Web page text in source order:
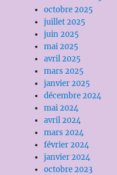
octobre 2025
juillet 2025
juin 2025
mai 2025
avril 2025
mars 2025
janvier 2025
décembre 2024
mai 2024
avril 2024
mars 2024
février 2024
janvier 2024
octobre 2023